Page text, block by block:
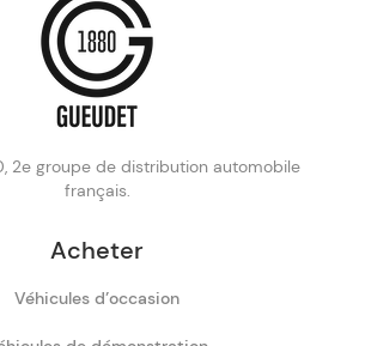
2e groupe de distribution automobile
français.
Acheter
Véhicules d’occasion